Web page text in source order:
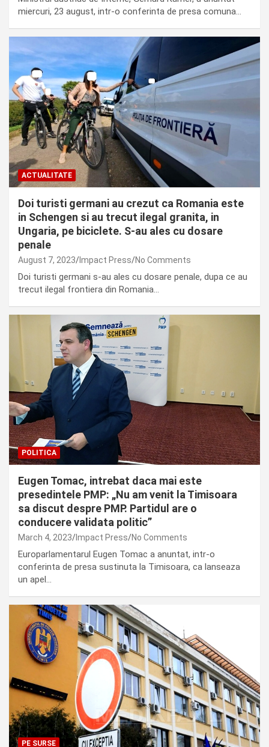
miercuri, 23 august, intr-o conferinta de presa comuna…
ACTUALITATE
Doi turisti germani au crezut ca Romania este
in Schengen si au trecut ilegal granita, in
Ungaria, pe biciclete. S-au ales cu dosare
penale
August 7, 2023 Impact Press No Comments
Doi turisti germani s-au ales cu dosare penale, dupa ce au
trecut ilegal frontiera din Romania…
POLITICA
Eugen Tomac, intrebat daca mai este
presedintele PMP: „Nu am venit la Timisoara
sa discut despre PMP. Partidul are o
conducere validata politic”
March 4, 2023 Impact Press No Comments
Europarlamentarul Eugen Tomac a anuntat, intr-o
conferinta de presa sustinuta la Timisoara, ca lanseaza
un apel…
PE SURSE